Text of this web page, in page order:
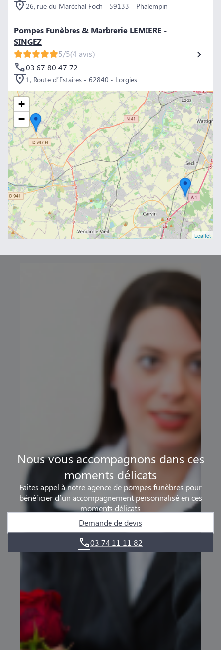
26, rue du Maréchal Foch - 59133 - Phalempin
Pompes Funèbres & Marbrerie LEMIERE -
SINGEZ
5/5(4 avis)
03 67 80 47 72
1, Route d’Estaires - 62840 - Lorgies
+
−
Leaflet
Nous vous accompagnons dans ces
moments délicats
Faites appel à notre agence de pompes funèbres pour
bénéficier d’un accompagnement personnalisé en ces
moments délicats
Demande de devis
03 74 11 11 82